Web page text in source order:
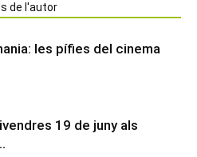
de l'autor
les pífies del cinema
19 de juny als